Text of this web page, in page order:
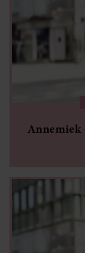
Annemiek